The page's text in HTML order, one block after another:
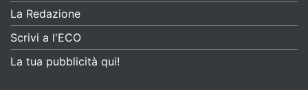
La Redazione
Scrivi a l'ECO
La tua pubblicità qui!